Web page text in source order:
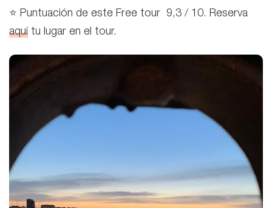
⭐ Puntuación de este Free tour 9,3 / 10. Reserva
aquí tu lugar en el tour.